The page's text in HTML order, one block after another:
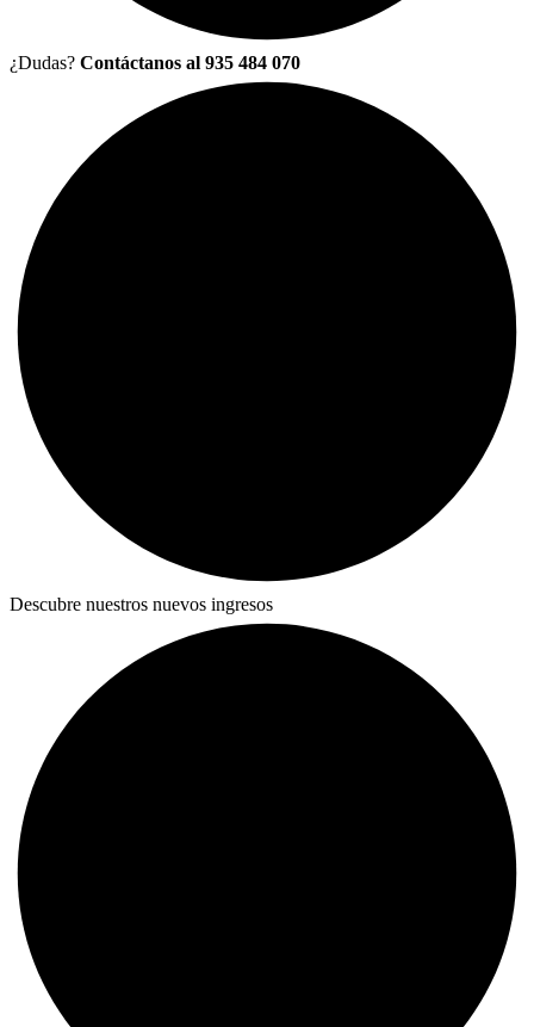
¿Dudas? Contáctanos al 935 484 070
Descubre nuestros nuevos ingresos